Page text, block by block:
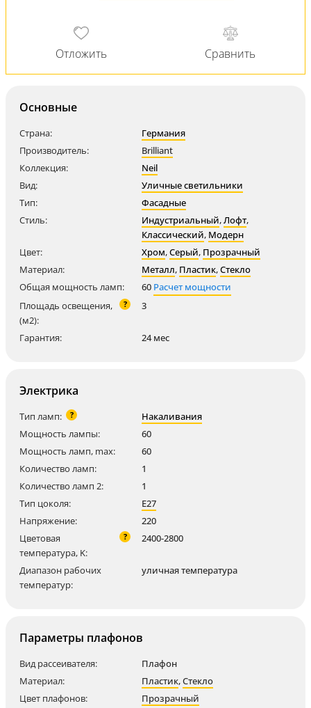
Основные
Страна:
Германия
Производитель:
Brilliant
Коллекция:
Neil
Вид:
Уличные светильники
Тип:
Фасадные
Стиль:
Индустриальный,Лофт,
Классический, Модерн
Цвет:
Хром,Серый, Прозрачный
Материал:
Металл, Пластик,Стекло
Общая мощность ламп:
60 Расчет мощности
Площадь освещения,
(м2):
? 3
Гарантия: 24 мес
Электрика
Тип ламп: ?
Накаливания
Мощность лампы:
60
Мощность ламп, max:
60
Количество ламп:
1
Количество ламп 2:
1
Тип цоколя:
E27
Напряжение:
220
Цветовая
температура, K:
? 2400-2800
Диапазон рабочих
температур:
уличная температура
Параметры плафонов
Вид рассеивателя:
Плафон
Материал:
Пластик,Стекло
Цвет плафонов:
Прозрачный